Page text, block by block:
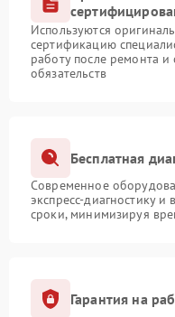
Используются
сертификацию
работу после ремонта
обязательств
Бесплатная
Современное
экспресс-диагностику
сроки, минимизируя
Гарантия на